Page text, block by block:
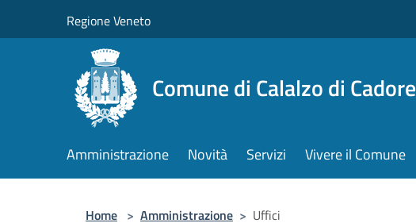
Regione Veneto
Comune di Calalzo di Cadore
Amministrazione Novità Servizi Vivere il Comune
Home > Amministrazione > Uffici